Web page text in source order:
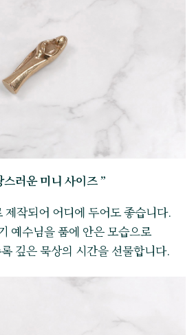
스러운 미니 사이즈 ”
제작되어 어디에 두어도 좋습니다.
예수님을 품에 안은 모습으로
깊은 묵상의 시간을 선물합니다.